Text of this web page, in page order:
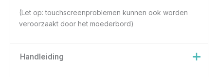
(Let op: touchscreenproblemen kunnen ook worden
veroorzaakt door het moederbord)
Handleiding